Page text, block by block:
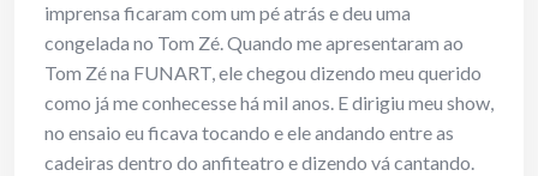
imprensa ficaram com um pé atrás e deu uma
congelada no Tom Zé. Quando me apresentaram ao
Tom Zé na FUNART, ele chegou dizendo meu querido
como já me conhecesse há mil anos. E dirigiu meu show,
no ensaio eu ficava tocando e ele andando entre as
cadeiras dentro do anfiteatro e dizendo vá cantando.